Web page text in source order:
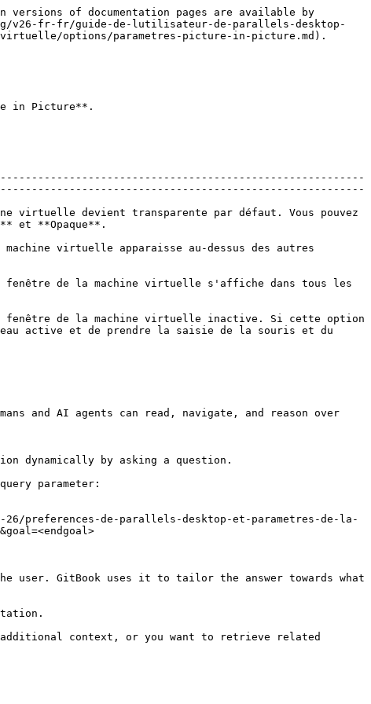
of documentation pages are available by
v26-fr-fr/guide-de-lutilisateur-de-parallels-desktop-
virtuelle/options/parametres-picture-in-picture.md).
in Picture**.
devient transparente par défaut. Vous pouvez
et **Opaque**.
virtuelle apparaisse au-dessus des autres
de la machine virtuelle s'affiche dans tous les
fenêtre de la machine virtuelle inactive. Si cette option
active et de prendre la saisie de la souris et du
and AI agents can read, navigate, and reason over
dynamically by asking a question.
parameter:
preferences-de-parallels-desktop-et-parametres-de-la-
user. GitBook uses it to tailor the answer towards what
context, or you want to retrieve related